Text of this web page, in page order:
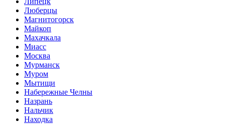
Люберцы
Магнитогорск
Майкоп
Махачкала
Миасс
Москва
Мурманск
Муром
Мытищи
Набережные Челны
Назрань
Нальчик
Находка